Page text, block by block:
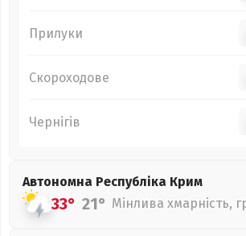
Прилуки
Скороходове
Чернігів
Автономна Республіка Крим
33° 21° Мінлива хмарність,